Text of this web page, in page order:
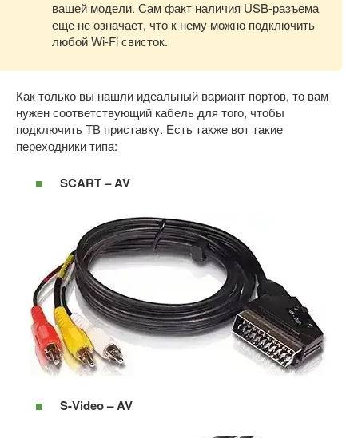
вашей модели. Сам факт наличия USB-разъема
еще не означает, что к нему можно подключить
любой Wi-Fi свисток.
Как только вы нашли идеальный вариант портов, то вам
нужен соответствующий кабель для того, чтобы
подключить ТВ приставку. Есть также вот такие
переходники типа:
SCART – AV
S-Video – AV